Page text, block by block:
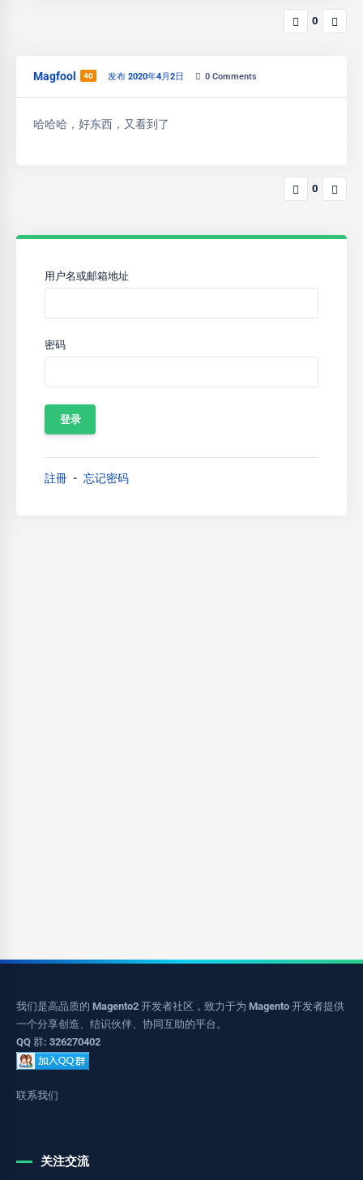
0
Magfool 40 发布 2020年4月2日 0 Comments
哈哈哈，好东西，又看到了
0
用户名或邮箱地址
密码
註冊 忘记密码
我们是高品质的 Magento2 开发者社区，致力于为 Magento 开发者提供
一个分享创造、结识伙伴、协同互助的平台。
QQ 群: 326270402
联系我们
关注交流